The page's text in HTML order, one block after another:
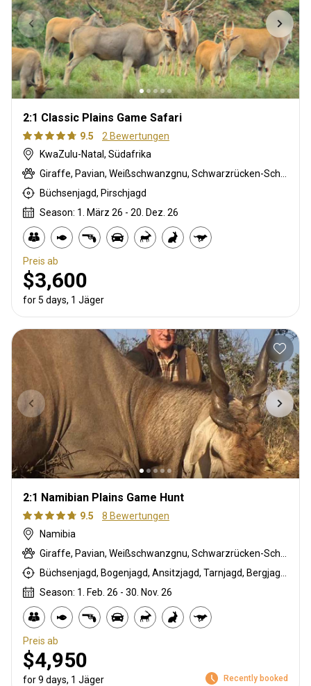
2:1 Classic Plains Game Safari
9.5
2 Bewertungen
KwaZulu-Natal, Südafrika
Büchsenjagd, Pirschjagd
Season: 1. März 26 - 20. Dez. 26
Preis ab
$3,600
for 5 days, 1 Jäger
2:1 Namibian Plains Game Hunt
9.5
8 Bewertungen
Namibia
Season: 1. Feb. 26 - 30. Nov. 26
Preis ab
$4,950
for 9 days, 1 Jäger Recently booked